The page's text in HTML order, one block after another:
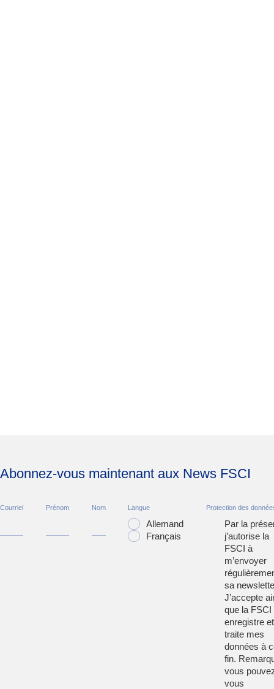
Abonnez-vous maintenant aux News FSCI
Courriel Prénom Nom Langue
Allemand
Français
Protection des
Par la
j’autorise la
FSCI à
m’envoyer
sa
J’accepte
que la FSCI
enregistre et
traite mes
données à
fin.
vous
vous